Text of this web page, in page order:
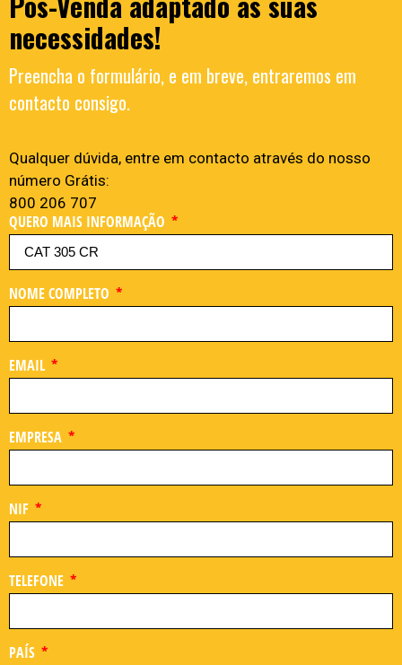
necessidades!
Preencha o formulário, e em breve, entraremos em
contacto consigo.
Qualquer dúvida, entre em contacto através do nosso
número Grátis:
800 206 707
QUERO MAIS INFORMAÇÃO
NOME COMPLETO
EMAIL
EMPRESA
NIF
TELEFONE
PAÍS